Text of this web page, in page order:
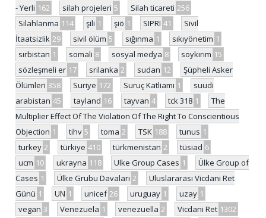
- Yerli 162 silah projeleri 5 Silah ticareti 256
Silahlanma 114 şili 1 şiö 1 SIPRI 41
Sivil
İtaatsizlik 29 sivil ölüm 5 sığınma 1 sıkıyönetim 1
sırbistan 1 somali 8 sosyal medya 8 soykırım 15
sözleşmeli er 17 srilanka 2 sudan 12
Şüpheli Asker
Ölümleri 358 Suriye 172 Suruç Katliamı 1
suudi
arabistan 45 tayland 16 tayvan 4 tck 318 1
The
Multiplier Effect Of The Violation Of The Right To Conscientious
Objection 1 tihv 5 toma 2 TSK 188 tunus 1
turkey 2 türkiye 410 türkmenistan 2 tüsiad 6
ucm 10 ukrayna 118 Ulke Group Cases 1
Ülke Group of
Cases 1 Ülke Grubu Davaları 2
Uluslararası Vicdani Ret
Günü 1 UN 1 unicef 26 uruguay 1 uzay 1
vegan 3 Venezuela 1 venezuella 2 Vicdani Ret 1302